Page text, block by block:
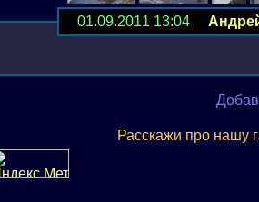
01.09.2011 13:04
Расскажи про нашу